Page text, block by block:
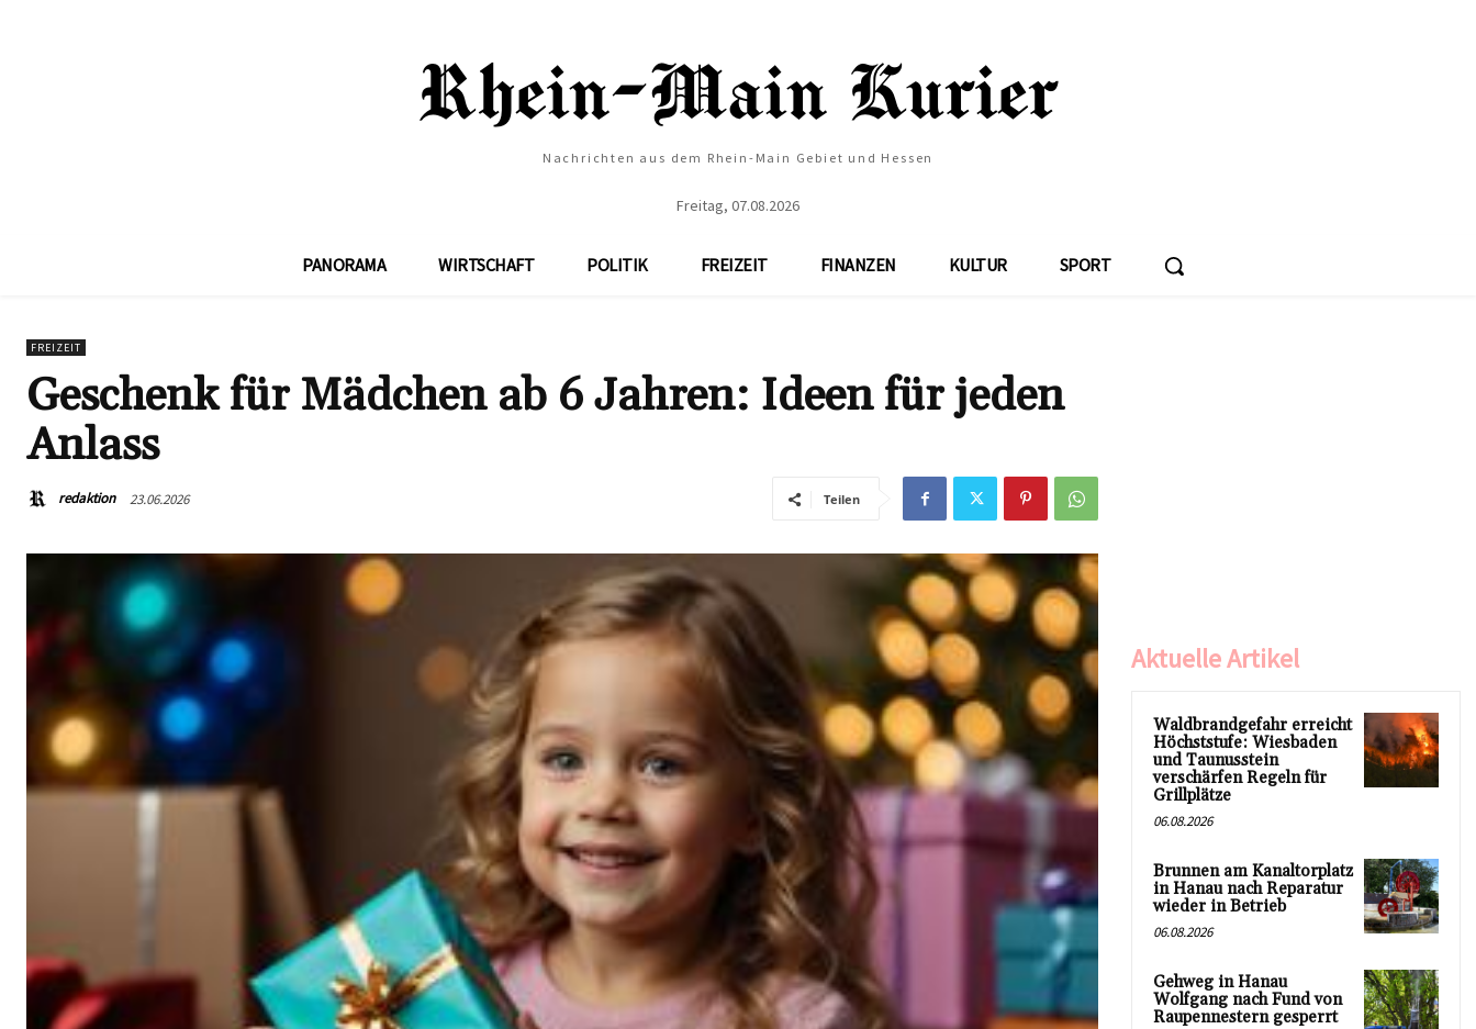
Nachrichten aus dem Rhein-Main Gebiet und Hessen
Freitag, 07.08.2026
PANORAMA WIRTSCHAFT POLITIK FREIZEIT FINANZEN KULTUR SPORT
FREIZEIT
Geschenk für Mädchen ab 6 Jahren: Ideen für jeden
Anlass
redaktion 23.06.2026 Teilen
Aktuelle Artikel
Waldbrandgefahr erreicht
Höchststufe: Wiesbaden
und Taunusstein
verschärfen Regeln für
Grillplätze
06.08.2026
Brunnen am Kanaltorplatz
in Hanau nach Reparatur
wieder in Betrieb
06.08.2026
Gehweg in Hanau
Wolfgang nach Fund von
Raupennestern gesperrt